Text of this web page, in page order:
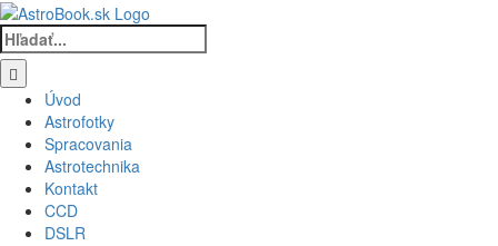
Skip
to
content
Hľadať:
Úvod
Astrofotky
Spracovania
Astrotechnika
Kontakt
CCD
DSLR